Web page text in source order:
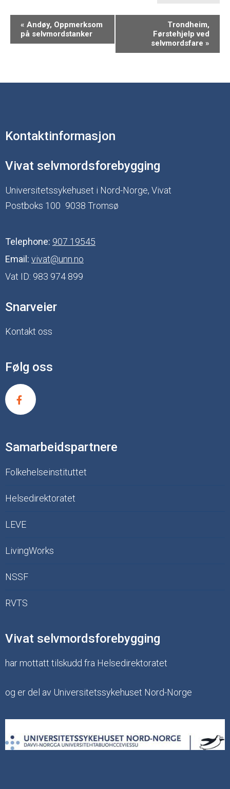
« Andøy, Oppmerksom
på selvmordstanker
Trondheim,
Førstehjelp ved
selvmordsfare »
Kontaktinformasjon
Vivat selvmordsforebygging
Universitetssykehuset i Nord-Norge, Vivat
Postboks 100 9038 Tromsø
Telephone: 907 19545
Email: vivat@unn.no
Vat ID: 983 974 899
Snarveier
Kontakt oss
Følg oss
Samarbeidspartnere
Folkehelseinstituttet
Helsedirektoratet
LEVE
LivingWorks
NSSF
RVTS
Vivat selvmordsforebygging
har mottatt tilskudd fra Helsedirektoratet
og er del av Universitetssykehuset Nord-Norge